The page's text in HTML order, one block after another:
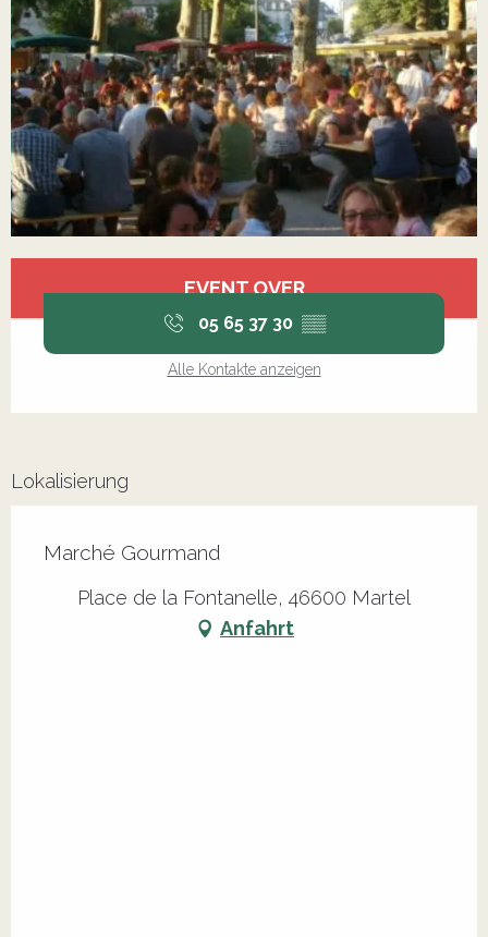
EVENT OVER
05 65 37 30 ▒▒
Alle Kontakte anzeigen
Lokalisierung
Marché Gourmand
Place de la Fontanelle, 46600 Martel
Anfahrt